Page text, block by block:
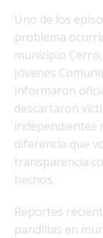
Uno de los
problema
municipio
Jóvenes
informaron
descartaron
independientes
diferencia que
transparencia
hechos.
Reportes
pandillas en